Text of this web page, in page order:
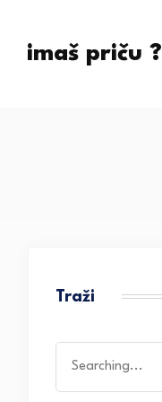
imaš priču ?
Traži
for: